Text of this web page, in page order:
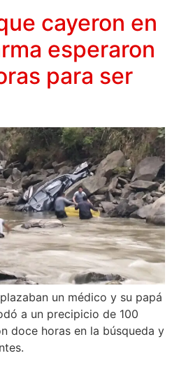
cayeron en
esperaron
para ser
un médico y su papá
a un precipicio de 100
doce horas en la búsqueda y